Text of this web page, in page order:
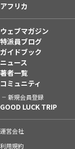
アフリカ
ウェブマガジン
特派員ブログ
ガイドブック
ニュース
著者一覧
コミュニティ
新規会員登録
GOOD LUCK TRIP
運営会社
利用規約